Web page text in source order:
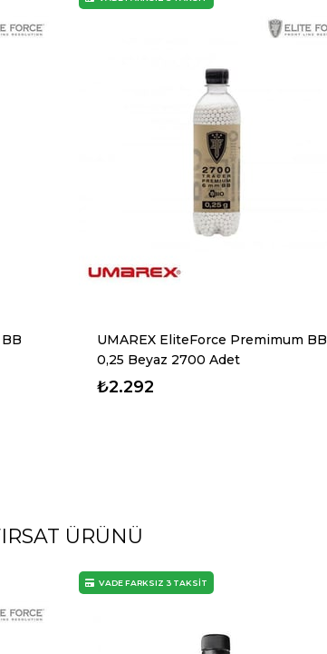
UMAREX EliteForce Premimum BB
0,25 Beyaz 2700 Adet
₺2.292
ÜRÜNÜ
VADE FARKSIZ 3 TAKSİT